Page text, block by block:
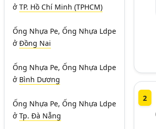
ở TP. Hồ Chí Minh (TPHCM)
Ống Nhựa Pe, Ống Nhựa Ldpe
ở Đồng Nai
Ống Nhựa Pe, Ống Nhựa Ldpe
ở Bình Dương
Ống Nhựa Pe, Ống Nhựa Ldpe
ở Tp. Đà Nẵng
2